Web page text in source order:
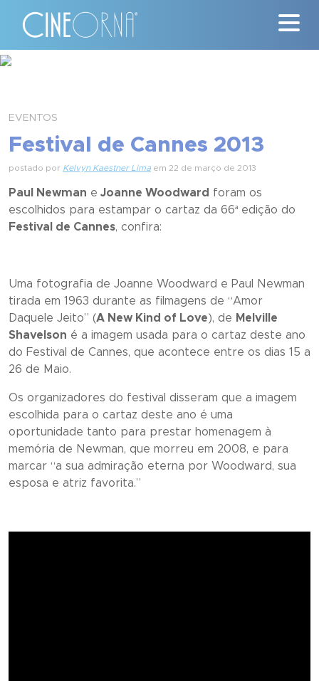
#ClássicosCineOrna
Nossa História
EVENTOS
Festival de Cannes 2013
postado por Kelvyn Kaestner Lima em 22 de março de 2013
Paul Newman e Joanne Woodward foram os
escolhidos para estampar o cartaz da 66ª edição do
Festival de Cannes, confira:
Uma fotografia de Joanne Woodward e Paul Newman
tirada em 1963 durante as filmagens de “Amor
Daquele Jeito” (A New Kind of Love), de Melville
Shavelson é a imagem usada para o cartaz deste ano
do Festival de Cannes, que acontece entre os dias 15 a
26 de Maio.
Os organizadores do festival disseram que a imagem
escolhida para o cartaz deste ano é uma
oportunidade tanto para prestar homenagem à
memória de Newman, que morreu em 2008, e para
marcar “a sua admiração eterna por Woodward, sua
esposa e atriz favorita.”